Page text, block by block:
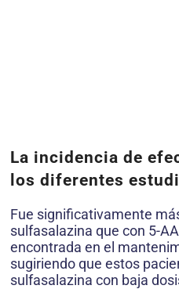
La incidencia de
los diferentes
Fue significativamente
sulfasalazina que con 5-
encontrada en el
sugiriendo que estos
sulfasalazina con baja